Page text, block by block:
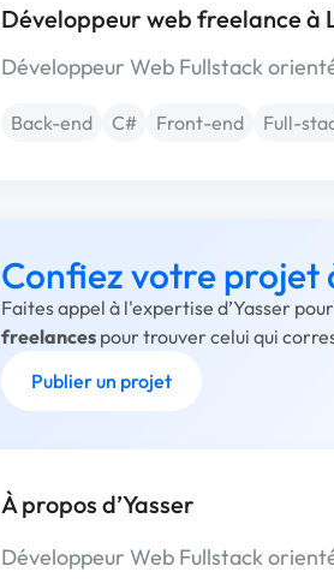
Développeur web freelance à
Développeur Web Fullstack
Back-end C# Front-end Full-
Confiez votre projet
Faites appel à l'expertise d’Yasser
freelances pour trouver celui qui
Publier un projet
À propos d’Yasser
Développeur Web Fullstack